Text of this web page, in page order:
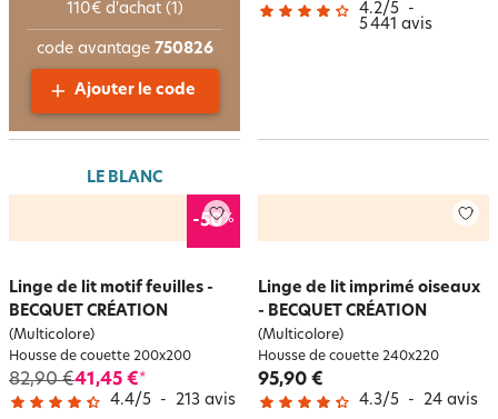
4.2/5 -
5 441 avis
LE BLANC
-50%
Linge de lit motif feuilles -
BECQUET CRÉATION
(Multicolore)
Housse de couette 200x200
82,90 €41,45 €*
4.4/5 - 213 avis
Linge de lit imprimé oiseaux
- BECQUET CRÉATION
(Multicolore)
Housse de couette 240x220
95,90 €
4.3/5 - 24 avis
110€ d'achat (1)
code avantage 750826
Ajouter le code